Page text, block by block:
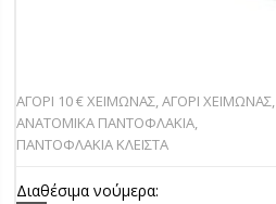
ΑΓΟΡΙ 10 € ΧΕΙΜΩΝΑΣ,ΑΓΟΡΙ ΧΕΙΜΩΝΑΣ,
ΑΝΑΤΟΜΙΚΑ ΠΑΝΤΟΦΛΑΚΙΑ,
ΠΑΝΤΟΦΛΑΚΙΑ ΚΛΕΙΣΤΑ
Διαθέσιμα νούμερα: